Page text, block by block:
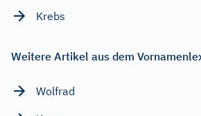
Krebs
Weitere Artikel aus dem
Wolfrad